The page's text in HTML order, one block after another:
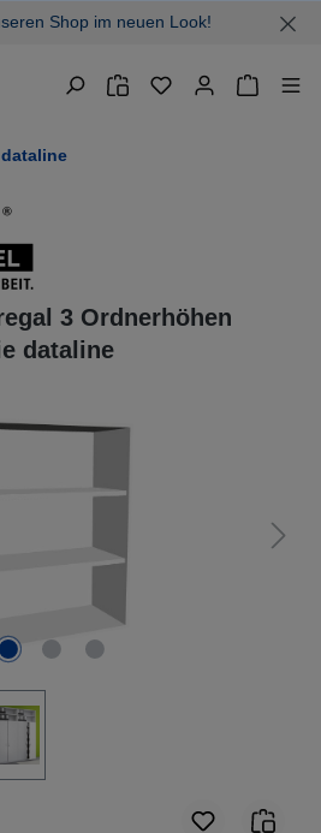
Shop im neuen Look!
dataline
3 Ordnerhöhen
dataline